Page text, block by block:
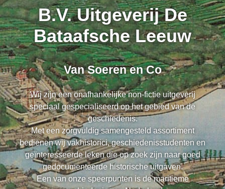
B.V. Uitgeverij De
Bataafsche Leeuw
Van Soeren en Co
Wij zijn een onafhankelijke non-fictie uitgeverij
speciaal gespecialiseerd op het gebied van de
geschiedenis.
Met een zorgvuldig samengesteld assortiment
bedienen wij vakhistorici, geschiedenisstudenten en
geïnteresseerde leken die op zoek zijn naar goed
gedocumenteerde historische uitgaven.
Een van onze speerpunten is de maritieme